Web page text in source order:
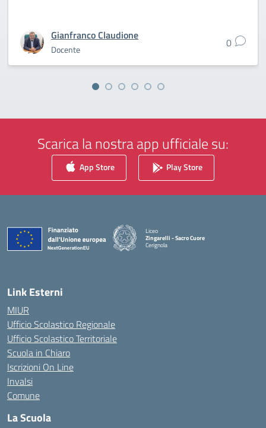
Gianfranco Claudione
Docente 0
Scarica la nostra app ufficiale su:
App Store Play Store
Liceo
Zingarelli - Sacro Cuore
Cerignola
— Visita la pagina iniziale della scuola
Link Esterni
MIUR
Ufficio Scolastico Regionale
Ufficio Scolastico Territoriale
Scuola in Chiaro
Iscrizioni On Line
Invalsi
Comune
La Scuola